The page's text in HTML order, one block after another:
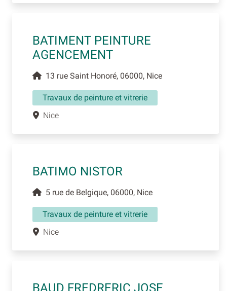
BATIMENT PEINTURE
AGENCEMENT
13 rue Saint Honoré, 06000, Nice
Travaux de peinture et vitrerie
Nice
BATIMO NISTOR
5 rue de Belgique, 06000, Nice
Travaux de peinture et vitrerie
Nice
BAUD FREDRERIC JOSE